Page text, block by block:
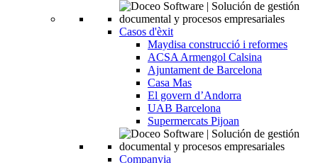
Casos d'èxit
Maydisa construcció i reformes
ACSA Armengol Calsina
Ajuntament de Barcelona
Casa Mas
El govern d’Andorra
UAB Barcelona
Supermercats Pijoan
Companyia